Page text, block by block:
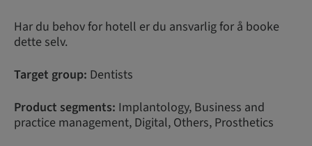
Har du behov for hotell er du ansvarlig for å booke
dette selv.
Target group: Dentists
Product segments: Implantology, Business and
practice management, Digital, Others, Prosthetics